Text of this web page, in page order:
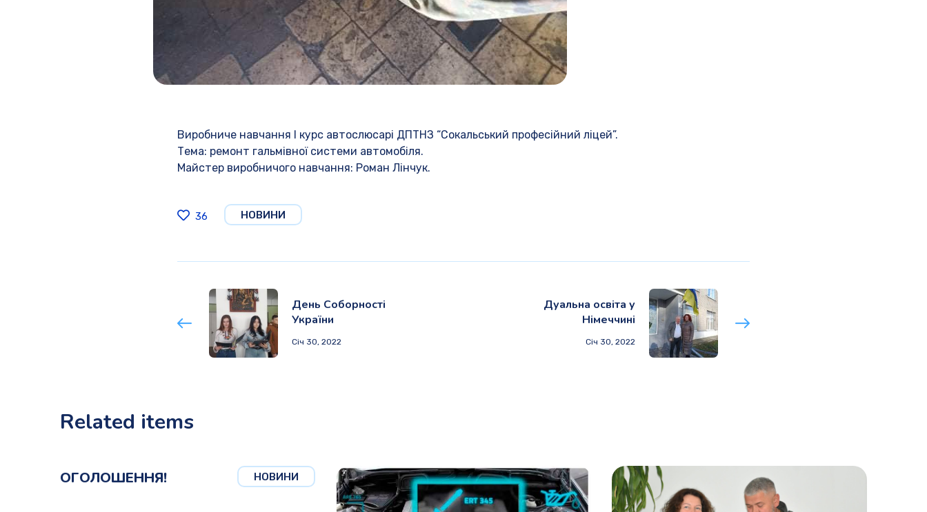
Виробниче навчання І курс автослюсарі ДПТНЗ “Сокальський професійний ліцей”.
Тема: ремонт гальмівної системи автомобіля.
Майстер виробничого навчання: Роман Лінчук.
36 НОВИНИ
День Соборності
України
Січ 30, 2022
Дуальна освіта у
Німеччині
Січ 30, 2022
Related items
НОВИНИ
ОГОЛОШЕННЯ!